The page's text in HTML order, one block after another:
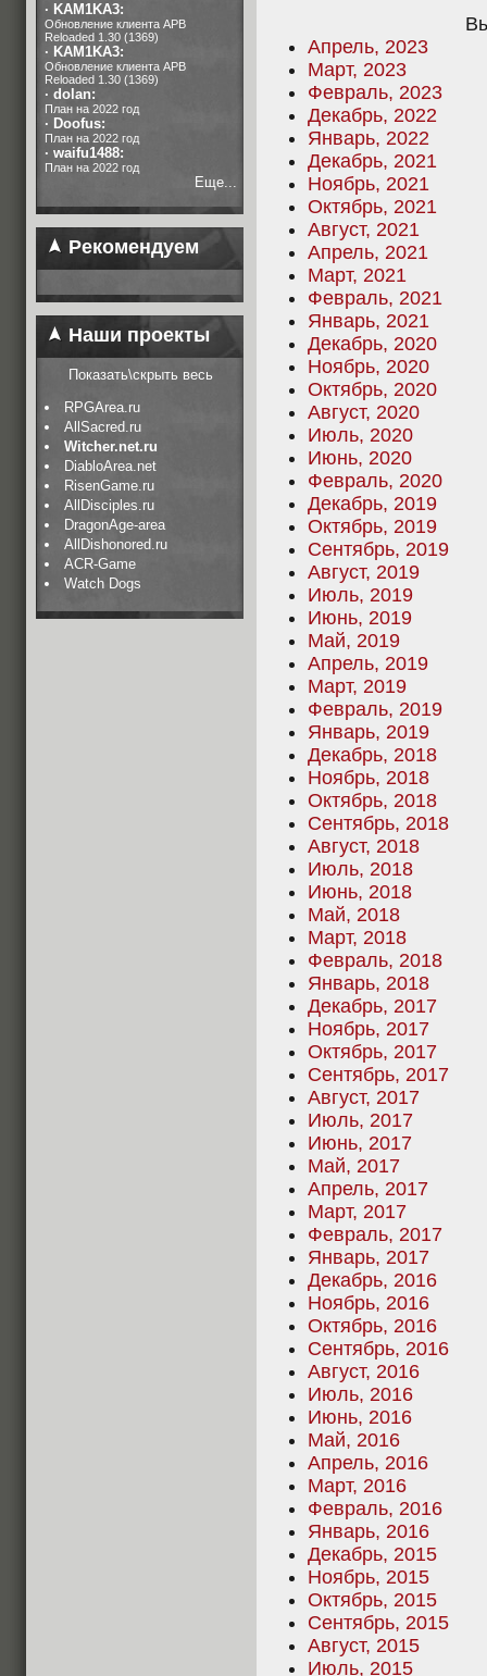
· KAM1KA3:
Обновление клиента APB
Reloaded 1.30 (1369)
· KAM1KA3:
Обновление клиента APB
Reloaded 1.30 (1369)
· dolan:
План на 2022 год
· Doofus:
План на 2022 год
· waifu1488:
План на 2022 год
Еще...
Рекомендуем
Наши проекты
Показать\скрыть весь
RPGArea.ru
AllSacred.ru
Witcher.net.ru
DiabloArea.net
RisenGame.ru
AllDisciples.ru
DragonAge-area
AllDishonored.ru
ACR-Game
Watch Dogs
Апрель, 2023
Март, 2023
Февраль, 2023
Декабрь, 2022
Январь, 2022
Декабрь, 2021
Ноябрь, 2021
Октябрь, 2021
Август, 2021
Апрель, 2021
Март, 2021
Февраль, 2021
Январь, 2021
Декабрь, 2020
Ноябрь, 2020
Октябрь, 2020
Август, 2020
Июль, 2020
Июнь, 2020
Февраль, 2020
Декабрь, 2019
Октябрь, 2019
Сентябрь, 2019
Август, 2019
Июль, 2019
Июнь, 2019
Май, 2019
Апрель, 2019
Март, 2019
Февраль, 2019
Январь, 2019
Декабрь, 2018
Ноябрь, 2018
Октябрь, 2018
Сентябрь, 2018
Август, 2018
Июль, 2018
Июнь, 2018
Май, 2018
Март, 2018
Февраль, 2018
Январь, 2018
Декабрь, 2017
Ноябрь, 2017
Октябрь, 2017
Сентябрь, 2017
Август, 2017
Июль, 2017
Июнь, 2017
Май, 2017
Апрель, 2017
Март, 2017
Февраль, 2017
Январь, 2017
Декабрь, 2016
Ноябрь, 2016
Октябрь, 2016
Сентябрь, 2016
Август, 2016
Июль, 2016
Июнь, 2016
Май, 2016
Апрель, 2016
Март, 2016
Февраль, 2016
Январь, 2016
Декабрь, 2015
Ноябрь, 2015
Октябрь, 2015
Сентябрь, 2015
Август, 2015
Июль, 2015